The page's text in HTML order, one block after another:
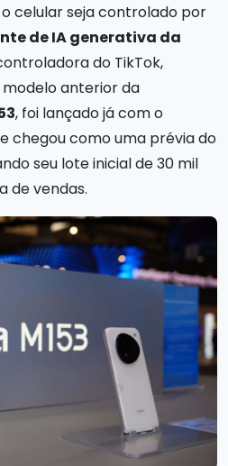
celular seja controlado por
de IA generativa da
do TikTok,
modelo anterior da
, foi lançado já com o
chegou como uma prévia do
seu lote inicial de 30 mil
de vendas.